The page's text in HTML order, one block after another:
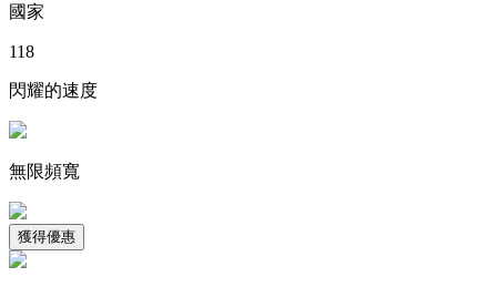
國家
118
閃耀的速度
無限頻寬
獲得優惠